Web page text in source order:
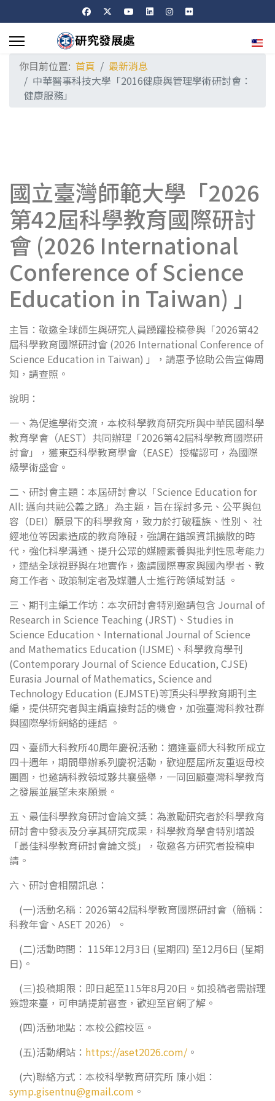
選擇
你目前位置: 首頁
最新消息
中華醫事科技大學「2016健康與管理學術研討會：
健康服務」
國立臺灣師範大學「2026
第42屆科學教育國際研討
會 (2026 International
Conference of Science
Education in Taiwan) 」
主旨：敬邀全球師生與研究人員踴躍投稿參與「2026第42
屆科學教育國際研討會 (2026 International Conference of
Science Education in Taiwan) 」，請惠予協助公告宣傳周
知，請查照。
說明：
一、為促進學術交流，本校科學教育研究所與中華民國科學
教育學會（AEST）共同辦理「2026第42屆科學教育國際研
討會」，獲東亞科學教育學會（EASE）授權認可，為國際
級學術盛會。
二、研討會主題：本屆研討會以「Science Education for
All: 邁向共融公義之路」為主題，旨在探討多元、公平與包
容（DEI）願景下的科學教育，致力於打破種族、性別、 社
經地位等因素造成的教育障礙，強調在錯誤資訊擴散的時
代，強化科學溝通、提升公眾的媒體素養與批判性思考能力
，連結全球視野與在地實作，邀請國際專家與國內學者、教
育工作者、政策制定者及媒體人士進行跨領域對話 。
三、期刊主編工作坊：本次研討會特別邀請包含 Journal of
Research in Science Teaching (JRST)、Studies in
Science Education、International Journal of Science
and Mathematics Education (IJSME)、科學教育學刊
(Contemporary Journal of Science Education, CJSE)
Eurasia Journal of Mathematics, Science and
Technology Education (EJMSTE)等頂尖科學教育期刊主
編，提供研究者與主編直接對話的機會，加強臺灣科教社群
與國際學術網絡的連結 。
四、臺師大科教所40周年慶祝活動：適逢臺師大科教所成立
四十週年，期間舉辦系列慶祝活動，歡迎歷屆所友重返母校
團圓，也邀請科教領域夥共襄盛舉，一同回顧臺灣科學教育
之發展並展望未來願景。
五、最佳科學教育研討會論文獎：為激勵研究者於科學教育
研討會中發表及分享其研究成果，科學教育學會特別增設
「最佳科學教育研討會論文獎」，敬邀各方研究者投稿申
請。
六、研討會相關訊息：
(一)活動名稱：2026第42屆科學教育國際研討會（簡稱：
科教年會、ASET 2026）。
(二)活動時間： 115年12月3日 (星期四) 至12月6日 (星期
日)。
(三)投稿期限：即日起至115年8月20日。如投稿者需辦理
簽證來臺，可申請提前審查，歡迎至官網了解。
(四)活動地點：本校公館校區。
(五)活動網站： https://aset2026.com/ 。
(六)聯絡方式：本校科學教育研究所 陳小姐：
symp.gisentnu@gmail.com 。